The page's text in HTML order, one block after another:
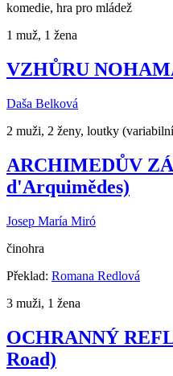
komedie, hra pro mládež
1 muž, 1 žena
VZHŮRU
Daša Belková
2 muži, 2 ženy, loutky
ARCHIMEDŮV
d'Arquimědes)
Josep María Miró
činohra
Překlad: Romana Redlová
3 muži, 1 žena
OCHRANNÝ
Road)